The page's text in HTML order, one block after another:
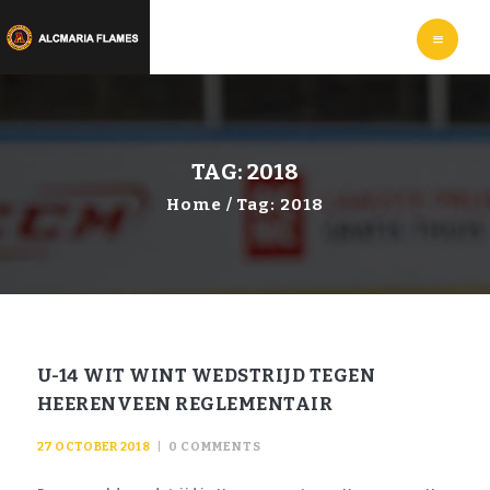
TAG: 2018
Home Tag: 2018
WEBSHOP
INFORMATIE
U-14 WIT WINT WEDSTRIJD TEGEN
HEERENVEEN REGLEMENTAIR
27 OCTOBER 2018 0 COMMENTS